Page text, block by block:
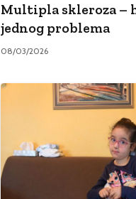
Multipla skleroza –
jednog problema
08/03/2026